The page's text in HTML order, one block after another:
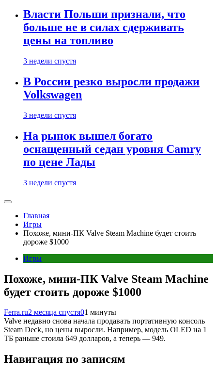
Власти Польши признали, что
больше не в силах сдерживать
цены на топливо
3 недели спустя
В России резко выросли продажи
Volkswagen
3 недели спустя
На рынок вышел богато
оснащенный седан уровня Camry
по цене Лады
3 недели спустя
Главная
Игры
Похоже, мини-ПК Valve Steam Machine будет стоить
дороже $1000
Игры
Похоже, мини-ПК Valve Steam Machine
будет стоить дороже $1000
Ferra.ru2 месяца спустя01 минуты
Valve недавно снова начала продавать портативную консоль
Steam Deck, но цены выросли. Например, модель OLED на 1
ТБ раньше стоила 649 долларов, а теперь — 949.
Навигация по записям